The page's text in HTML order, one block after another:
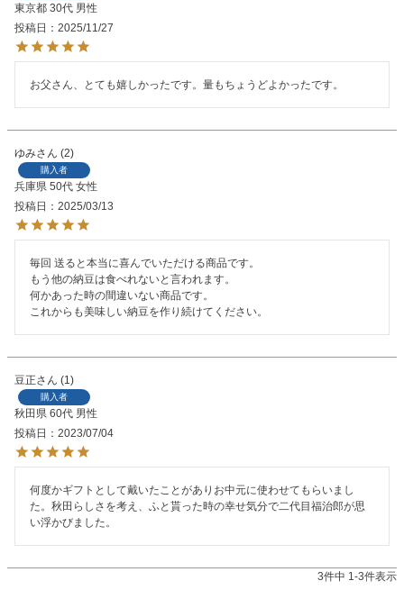
東京都 30代 男性
投稿日
2025/11/27
お父さん、とても嬉しかったです。量もちょうどよかったです。
ゆみ 2
購入者
兵庫県 50代 女性
投稿日
2025/03/13
毎回 送ると本当に喜んでいただける商品です。
もう他の納豆は食べれないと言われます。
何かあった時の間違いない商品です。
これからも美味しい納豆を作り続けてください。
豆正 1
購入者
秋田県 60代 男性
投稿日
2023/07/04
何度かギフトとして戴いたことがありお中元に使わせてもらいまし
た。秋田らしさを考え、ふと貰った時の幸せ気分で二代目福治郎が思
い浮かびました。
3件中 1-3件表示